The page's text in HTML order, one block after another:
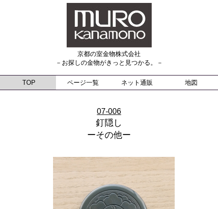
京都の室金物株式会社
－お探しの金物がきっと見つかる。－
TOP ページ一覧 ネット通販 地図
07-006
釘隠し
ーその他ー